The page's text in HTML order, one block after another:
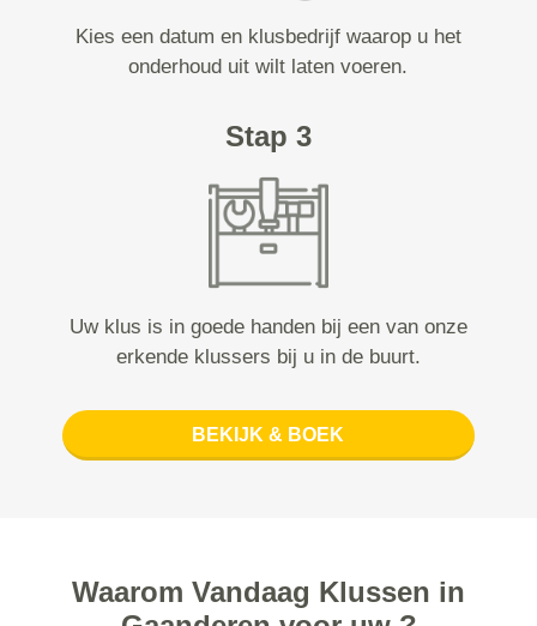
Kies een datum en klusbedrijf waarop u het
onderhoud uit wilt laten voeren.
Stap 3
Uw klus is in goede handen bij een van onze
erkende klussers bij u in de buurt.
BEKIJK & BOEK
Waarom Vandaag Klussen in